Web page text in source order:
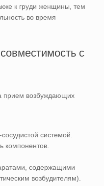
к груди женщины, тем
во время
с
прием возбуждающих
системой.
компонентов.
содержащими
возбудителям).